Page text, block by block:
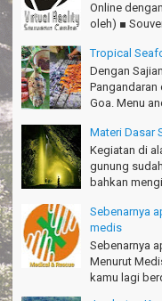
TRIms Team surVive atas
Pangandaran
Jacky - Depok
Haturnuhun kang Arief,
Risna - Garut
TRIms surVive GIEZAG
Salam lestari!
Tapak Adventure Club -
Thanks!
Michael - Sydney
Thanks Bodyrafting Green
Santoso - Kudus
Seru banget Pantai
Online
oleh) ■
Tropical
Dengan
Pangandaran
Goa. Menu
Materi Dasar
Kegiatan di
gunung
bahkan
Sebenarnya
medis
Sebenarnya
Menurut
kamu lagi